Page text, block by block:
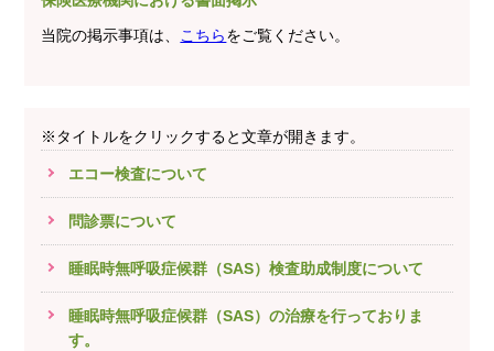
当院の掲示事項は、 こちらをご覧ください。
※タイトルをクリックすると文章が開きます。
エコー検査について
問診票について
睡眠時無呼吸症候群（SAS）検査助成制度について
睡眠時無呼吸症候群（SAS）の治療を行っておりま
す。